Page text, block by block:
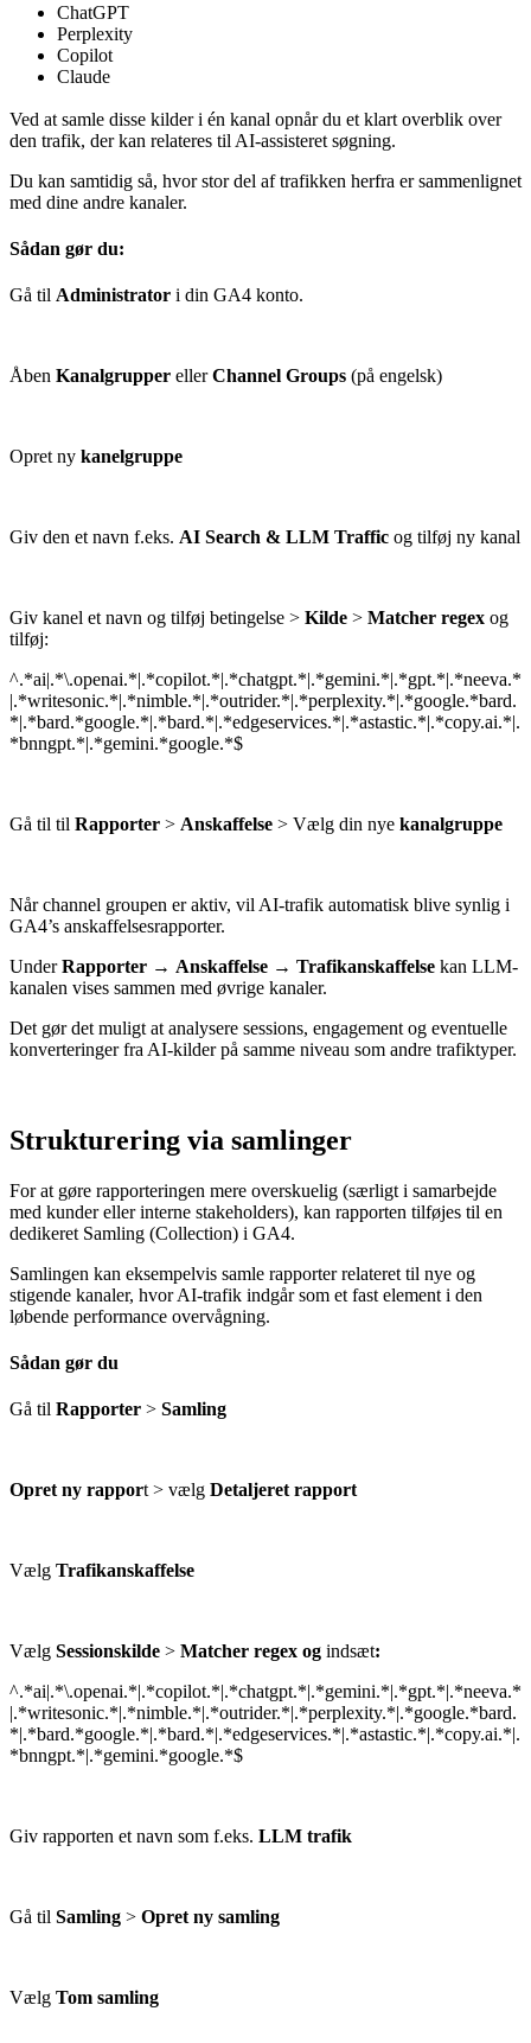
ChatGPT
Perplexity
Copilot
Claude
Ved at samle disse kilder i én kanal opnår du et klart overblik over
den trafik, der kan relateres til AI-assisteret søgning.
Du kan samtidig så, hvor stor del af trafikken herfra er sammenlignet
med dine andre kanaler.
Sådan gør du:
Gå til Administrator i din GA4 konto.
Åben Kanalgrupper ellerChannel Groups (på engelsk)
Opret ny kanelgruppe
Giv den et navn f.eks. AI Search & LLM Traffic og tilføj ny kanal
Giv kanel et navn og tilføj betingelse > Kilde > Matcher regex og
tilføj:
^.*ai|.*\.openai.*|.*copilot.*|.*chatgpt.*|.*gemini.*|.*gpt.*|.*neeva.*
|.*writesonic.*|.*nimble.*|.*outrider.*|.*perplexity.*|.*google.*bard.
*|.*bard.*google.*|.*bard.*|.*edgeservices.*|.*astastic.*|.*copy.ai.*|.
*bnngpt.*|.*gemini.*google.*$
Gå til til Rapporter > Anskaffelse > Vælg din nye kanalgruppe
Når channel groupen er aktiv, vil AI-trafik automatisk blive synlig i
GA4’s anskaffelsesrapporter.
UnderRapporter → Anskaffelse → Trafikanskaffelse kan LLM-
kanalen vises sammen med øvrige kanaler.
Det gør det muligt at analysere sessions, engagement og eventuelle
konverteringer fra AI-kilder på samme niveau som andre trafiktyper.
Strukturering via samlinger
For at gøre rapporteringen mere overskuelig (særligt i samarbejde
med kunder eller interne stakeholders), kan rapporten tilføjes til en
dedikeret Samling (Collection) i GA4.
Samlingen kan eksempelvis samle rapporter relateret til nye og
stigende kanaler, hvor AI-trafik indgår som et fast element i den
løbende performance overvågning.
Sådan gør du
Gå til Rapporter > Samling
Opret ny rapport > vælg Detaljeret rapport
Vælg Trafikanskaffelse
Vælg Sessionskilde > Matcher regex og indsæt:
^.*ai|.*\.openai.*|.*copilot.*|.*chatgpt.*|.*gemini.*|.*gpt.*|.*neeva.*
|.*writesonic.*|.*nimble.*|.*outrider.*|.*perplexity.*|.*google.*bard.
*|.*bard.*google.*|.*bard.*|.*edgeservices.*|.*astastic.*|.*copy.ai.*|.
*bnngpt.*|.*gemini.*google.*$
Giv rapporten et navn som f.eks. LLM trafik
Gå til Samling > Opret ny samling
Vælg Tom samling